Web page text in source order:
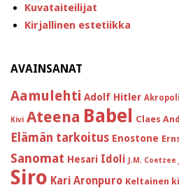
Kuvataiteilijat
Kirjallinen estetiikka
AVAINSANAT
Aamulehti Adolf Hitler
Kivi Ateena Babel Claes
Elämän tarkoitus Enostone
Sanomat Hesari Idoli J.M. Coetzee
Siro Kari Aronpuro Keltainen